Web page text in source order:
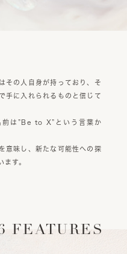
その人自身が持っており、そ
手に入れられるものと信じて
前は”Be to X”という言葉か
意味し、新たな可能性への探
ます。
FEATURES